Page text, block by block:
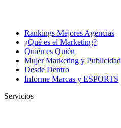
Rankings Mejores Agencias
¿Qué es el Marketing?
Quién es Quién
Mujer Marketing y Publicidad
Desde Dentro
Informe Marcas y ESPORTS
Servicios